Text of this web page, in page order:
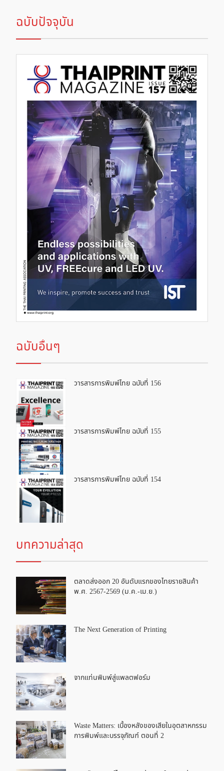
ฉบับปัจจุบัน
ฉบับอื่นๆ
วารสารการพิมพ์ไทย ฉบับที่ 156
วารสารการพิมพ์ไทย ฉบับที่ 155
วารสารการพิมพ์ไทย ฉบับที่ 154
บทความล่าสุด
ตลาดส่งออก 20 อันดับแรกของไทยรายสินค้า
พ.ศ. 2567-2569 (ม.ค.-เม.ย.)
The Next Generation of Printing
จากแท่นพิมพ์สู่แพลตฟอร์ม
Waste Matters: เบื้องหลังของเสียในอุตสาหกรรม
การพิมพ์และบรรจุภัณฑ์ ตอนที่ 2